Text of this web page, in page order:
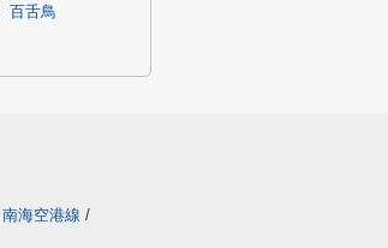
百舌鳥
南海空港線 /